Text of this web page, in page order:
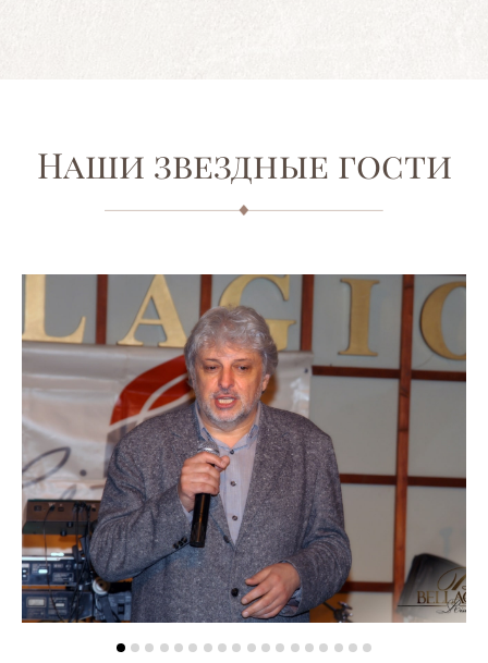
Наши звездные гости